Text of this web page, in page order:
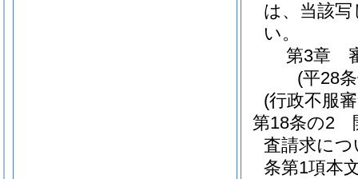
は、当該
い。
第3章
(平28
(行政不服
第18条の2
査請求に
条第1項本